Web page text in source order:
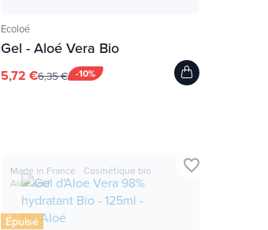
Ecoloé
Gel - Aloé Vera Bio
-10%
5,72 €6,35 €
Made in France
Cosmétique bio
Aloe actif
Épuisé
favorite_border